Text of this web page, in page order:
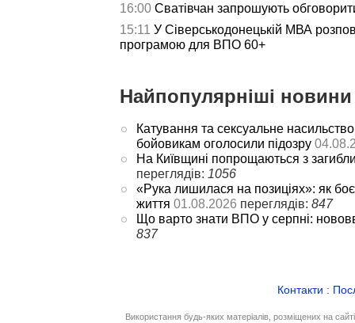
16:00 Сватівчан запрошують
15:11 У Сіверськодонецькій МВА
програмою для ВПО 60+
Найпопулярніші
Катування та сексуальне
бойовикам оголосили підозру
На Київщині попрощаються з
переглядів: 1056
«Рука лишилася на позиціях»: як
життя 01.08.2026 переглядів: 847
Що варто знати ВПО у серпні:
837
Контакти :
Використання будь-яких матеріалів, розміщених на